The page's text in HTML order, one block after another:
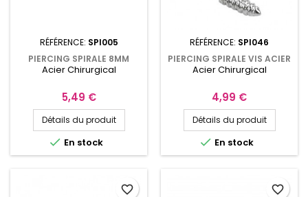
RÉFÉRENCE: SPI005
PIERCING SPIRALE 8MM
ACIER ANODISÉ, BOULES
Acier Chirurgical
Prix
5,49 €
Détails du produit
 En stock
RÉFÉRENCE: SPI046
PIERCING SPIRALE VIS ACIER
CHIRURGICAL
Acier Chirurgical
Prix
4,99 €
Détails du produit
 En stock
favorite_border favorite_border